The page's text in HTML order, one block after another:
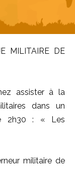
MILITAIRE DE
assister à la
dans un
2h30 : « Les
militaire de